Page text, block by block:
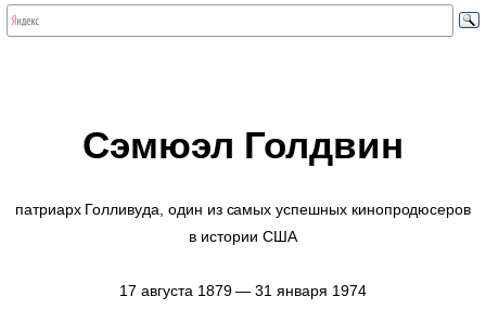
Сэмюэл Голдвин
патриарх Голливуда, один из самых успешных кинопродюсеров
в истории США
17 августа 1879 — 31 января 1974